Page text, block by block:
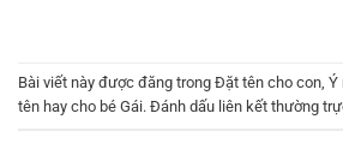
Bài viết này được đăng trong Đặt tên cho con, Ý
tên hay cho bé Gái. Đánh dấu liên kết thường